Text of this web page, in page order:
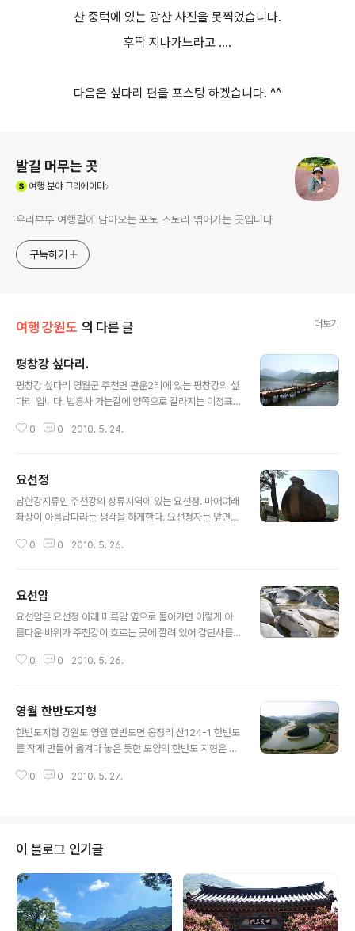
산 중턱에 있는 광산 사진을 못찍었습니다.
후딱 지나가느라고 ....
다음은 섶다리 편을 포스팅 하겠습니다. ^^
발길 머무는 곳
여행분야 크리에이터
우리부부 여행길에 담아오는 포토 스토리 엮어가는 곳입니다
구독하기
여행 강원도 의 다른 글 더보기
평창강 섶다리.
평창강 섶다리 영월군 주천면 판운2리에 있는 평창강의 섶
다리 입니다. 법흥사 가는길에 양쪽으로 갈라지는 이정표
흥사에서 먹기로하고 왔기때문에 조금 이른감이 있어 섶다
0 0 2010. 5. 24.
요선정
남한강지류인 주천강의 상류지역에 있는 요선정. 마애여래
좌상이 아름답다라는 생각을 하게한다. 요선정자는 앞면2
안정감을 주고있다. 오랜 역사를 간직하고있는 곳이다. 요
0 0 2010. 5. 26.
요선암
요선암은 요선정 아래 미륵암 옆으로 돌아가면 이렇게 아
름다운 바위가 주천강이 흐르는 곳에 깔려 있어 감탄사를
탕 위의 바위에 요선암이라는 글씨를 세겨 놓은데서 유래
0 0 2010. 5. 26.
영월 한반도지형
한반도지형 강원도 영월 한반도면 옹정리 산124-1 한반도
를 작게 만들어 옮겨다 놓은 듯한 모양의 한반도 지형은 동
상케하는 무성한 소나무 숲과 땅끝마을 해남과 포항의 호
0 0 2010. 5. 27.
이 블로그 인기글